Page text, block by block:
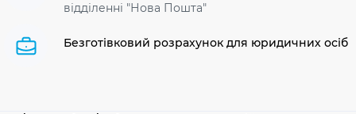
відділенні "Нова Пошта"
Безготівковий розрахунок для юридичних осіб